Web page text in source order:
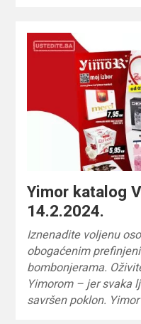
Yimor katalog
14.2.2024.
Iznenadite voljenu
obogaćenim
bombonjerama.
Yimorom – jer svaka
savršen poklon.